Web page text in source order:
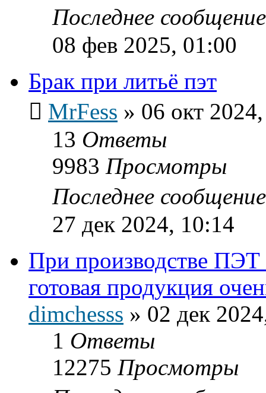
Последнее
08 фев 2025, 01:00
Брак при литьё пэт
MrFess » 06 окт
13 Ответы
9983 Просмотры
Последнее
27 дек 2024, 10:14
При производстве ПЭТ
готовая продукция
dimchesss » 02 дек
1 Ответы
12275 Просмотры